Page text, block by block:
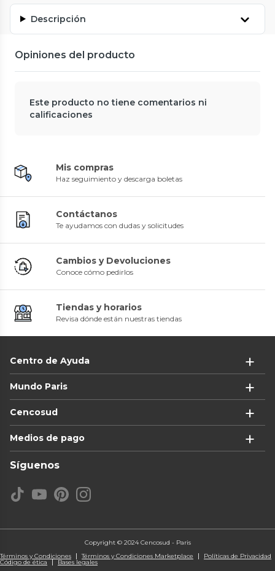
Descripción
Opiniones del producto
Este producto no tiene comentarios ni
calificaciones
Mis compras
Haz seguimiento y descarga boletas
Contáctanos
Te ayudamos con dudas y solicitudes
Cambios y Devoluciones
Conoce cómo pedirlos
Tiendas y horarios
Revisa dónde están nuestras tiendas
Centro de Ayuda
Mundo Paris
Cencosud
Medios de pago
Síguenos
Copyright © 2024 Cencosud - Paris
Términos y Condiciones
Términos y Condiciones Marketplace Políticas de Privacidad
Código de ética Bases legales